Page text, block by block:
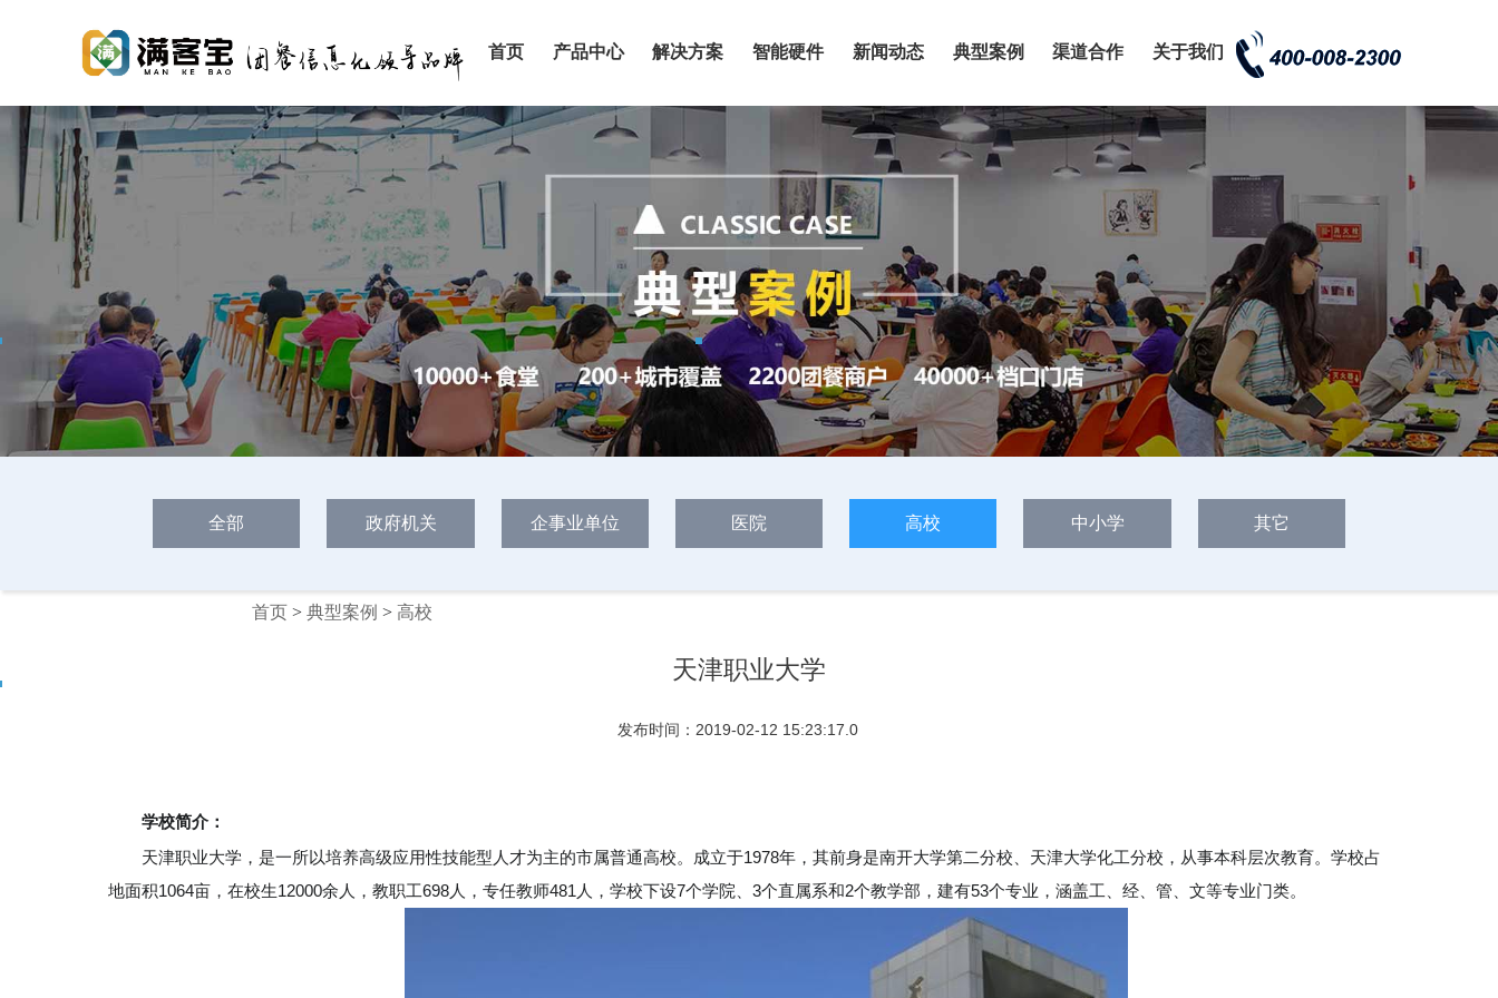
首页 产品中心 解决方案 智能硬件 新闻动态 典型案例 渠道合作 关于我们
全部 政府机关 企事业单位 医院 高校 中小学 其它
首页 > 典型案例 > 高校
天津职业大学
发布时间：2019-02-12 15:23:17.0
学校简介：
天津职业大学，是一所以培养高级应用性技能型人才为主的市属普通高校。成立于1978年，其前身是南开大学第二分校、天津大学化工分校，从事本科层次教育。学校占
地面积1064亩，在校生12000余人，教职工698人，专任教师481人，学校下设7个学院、3个直属系和2个教学部，建有53个专业，涵盖工、经、管、文等专业门类。